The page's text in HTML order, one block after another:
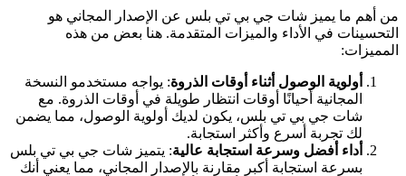
من أهم ما يميز شات جي بي تي بلس عن الإصدار المجاني هو
التحسينات في الأداء والميزات المتقدمة. هنا بعض من هذه
المميزات:
أولوية الوصول أثناء أوقات الذروة: يواجه مستخدمو النسخة
المجانية أحيانًا أوقات انتظار طويلة في أوقات الذروة. مع
شات جي بي تي بلس، يكون لديك أولوية الوصول، مما يضمن
لك تجربة أسرع وأكثر استجابة.
أداء أفضل وسرعة استجابة عالية: يتميز شات جي بي تي بلس
بسرعة استجابة أكبر مقارنة بالإصدار المجاني، مما يعني أنك